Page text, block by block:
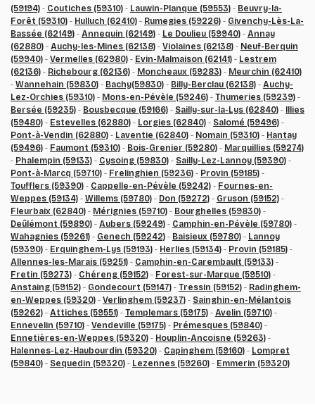
(59194) - Coutiches (59310) - Lauwin-Planque (59553) - Beuvry-la-
Forêt (59310) - Hulluch (62410) - Rumegies (59226) - Givenchy-Lès-La-
Bassée (62149) - Annequin (62149) - Le Doulieu (59940) - Annay
(62880) - Auchy-les-Mines (62138) - Violaines (62138) - Neuf-Berquin
(59940) - Vermelles (62980) - Evin-Malmaison (62141) - Lestrem
(62136) - Richebourg (62136) - Moncheaux (59283) - Meurchin (62410)
- Wannehain (59830) - Bachy(59830) - Billy-Berclau (62138) - Auchy-
Lez-Orchies (59310) - Mons-en-Pévèle (59246) - Thumeries (59239) -
Bersée (59235) - Bousbecque (59166) - Sailly-sur-la-Lys (62840) -
Illies
(59480) - Estevelles (62880) - Lorgies (62840) - Salomé (59496) -
Pont-à-Vendin (62880) - Laventie (62840) - Nomain (59310) - Hantay
(59496) - Faumont (59310) - Bois-Grenier (59280) - Marquillies (59274)
- Phalempin (59133) - Cysoing (59830) - Sailly-Lez-Lannoy (59390) -
Pont-à-Marcq (59710) - Frelinghien (59236) - Provin (59185) -
Toufflers (59390) - Cappelle-en-Pévèle (59242) - Fournes-en-
Weppes (59134) - Willems (59780) - Don (59272) - Gruson (59152) -
Fleurbaix (62840) - Mérignies (59710) - Bourghelles (59830) -
Deûlémont (59890) - Aubers (59249) - Camphin-en-Pévèle (59780) -
Wahagnies (59261) - Genech (59242) - Baisieux (59780) - Lannoy
(59390) - Erquinghem-Lys (59193) - Herlies (59134) - Provin (59185) -
Allennes-les-Marais (59251) - Camphin-en-Carembault (59133) -
Fretin (59273) - Chéreng (59152) - Forest-sur-Marque (59510) -
Anstaing (59152) - Gondecourt (59147) - Tressin (59152) - Radinghem-
en-Weppes (59320) - Verlinghem (59237) - Sainghin-en-Mélantois
(59262) - Attiches (59551) - Templemars (59175) - Avelin (59710) -
Ennevelin (59710) - Vendeville (59175) - Prémesques (59840) -
Ennetières-en-Weppes (59320) - Houplin-Ancoisne (59263) -
Halennes-Lez-Haubourdin (59320) - Capinghem (59160) - Lompret
(59840) - Sequedin (59320) - Lezennes (59260) - Emmerin (59320)